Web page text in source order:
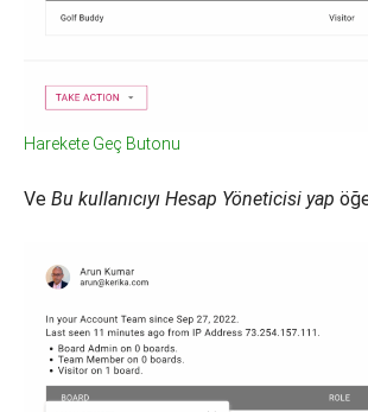
Harekete Geç Butonu
Ve Bu kullanıcıyı Hesap Yöneticisi yap